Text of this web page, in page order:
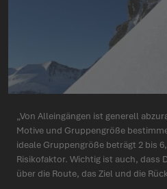
„Von Alleingängen ist generell
Motive und Gruppengröße
ideale Gruppengröße beträgt 2 bis
Risikofaktor. Wichtig ist auch, dass
über die Route, das Ziel und die